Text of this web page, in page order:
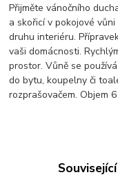
Přijměte vánočního
a skořicí v pokojové
druhu interiéru.
vaši domácnosti.
prostor. Vůně se
do bytu, koupelny či
rozprašovačem. Objem